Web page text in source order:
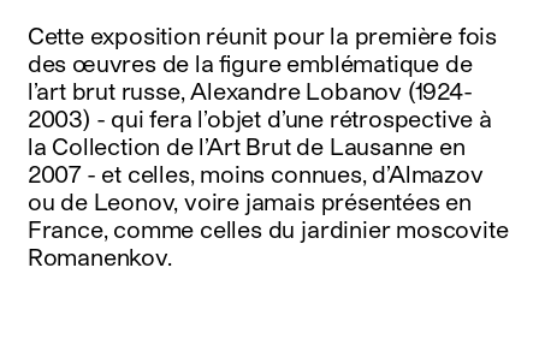
Cette exposition réunit pour la première fois
des œuvres de la figure emblématique de
l’art brut russe, Alexandre Lobanov (1924-
2003) - qui fera l’objet d’une rétrospective à
la Collection de l’Art Brut de Lausanne en
2007 - et celles, moins connues, d’Almazov
ou de Leonov, voire jamais présentées en
France, comme celles du jardinier moscovite
Romanenkov.